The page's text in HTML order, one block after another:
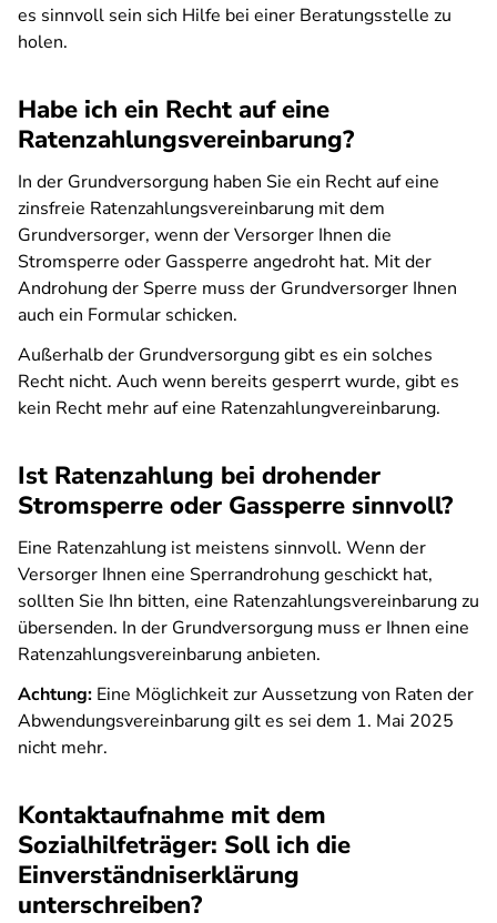
es sinnvoll sein sich Hilfe bei einer Beratungsstelle zu
holen.
Habe ich ein Recht auf eine
Ratenzahlungsvereinbarung?
In der Grundversorgung haben Sie ein Recht auf eine
zinsfreie Ratenzahlungsvereinbarung mit dem
Grundversorger, wenn der Versorger Ihnen die
Stromsperre oder Gassperre angedroht hat. Mit der
Androhung der Sperre muss der Grundversorger Ihnen
auch ein Formular schicken.
Außerhalb der Grundversorgung gibt es ein solches
Recht nicht. Auch wenn bereits gesperrt wurde, gibt es
kein Recht mehr auf eine Ratenzahlungvereinbarung.
Ist Ratenzahlung bei drohender
Stromsperre oder Gassperre sinnvoll?
Eine Ratenzahlung ist meistens sinnvoll. Wenn der
Versorger Ihnen eine Sperrandrohung geschickt hat,
sollten Sie Ihn bitten, eine Ratenzahlungsvereinbarung zu
übersenden. In der Grundversorgung muss er Ihnen eine
Ratenzahlungsvereinbarung anbieten.
Achtung: Eine Möglichkeit zur Aussetzung von Raten der
Abwendungsvereinbarung gilt es sei dem 1. Mai 2025
nicht mehr.
Kontaktaufnahme mit dem
Sozialhilfeträger: Soll ich die
Einverständniserklärung
unterschreiben?